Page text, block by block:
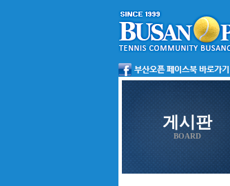
게시판
BOARD